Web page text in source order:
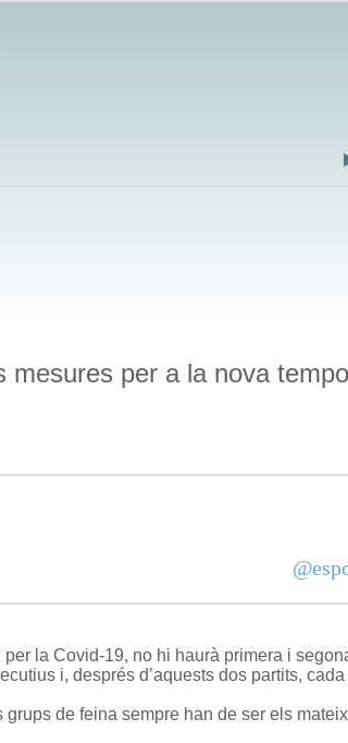
mesures per a la nova
la Covid-19, no hi haurà primera i
i, després d’aquests dos partits,
de feina sempre han de ser els